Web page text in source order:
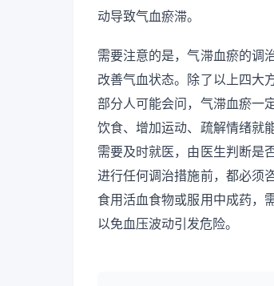
动导致气血瘀滞。
需要注意的是，气滞血瘀的调
改善气血状态。除了以上四大
部分人可能会问，气滞血瘀一
饮食、增加运动、疏解情绪就
需要及时就医，由医生判断是
进行任何调治措施前，都必须
食用活血食物或服用中成药，
以免血压波动引发危险。